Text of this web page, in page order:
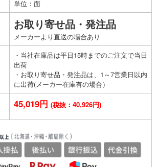
単位：面
お取り寄せ品・発注品
メーカーより直送の場合あり
・当社在庫品は平日15時までのご注文で当日
出荷
・お取り寄せ品・発注品は、1～7営業日以内
に出荷(メーカー在庫有の場合）
45,019円 (税抜：40,926円)